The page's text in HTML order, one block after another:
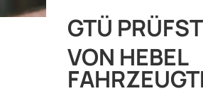
GTÜ
VON HEBEL